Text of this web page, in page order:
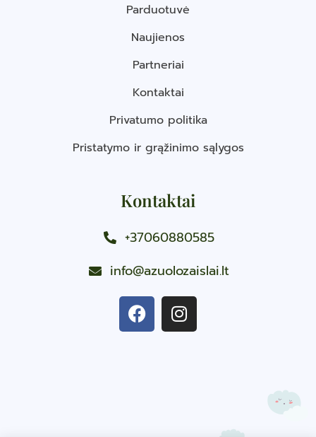
Parduotuvė
Naujienos
Partneriai
Kontaktai
Privatumo politika
Pristatymo ir grąžinimo sąlygos
Kontaktai
+37060880585
info@azuolozaislai.lt